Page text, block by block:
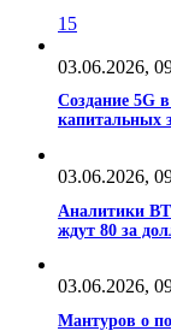
15
03.06.2026,
Создание 5G
капитальных
03.06.2026,
Аналитики
ждут 80 за
03.06.2026,
Мантуров о